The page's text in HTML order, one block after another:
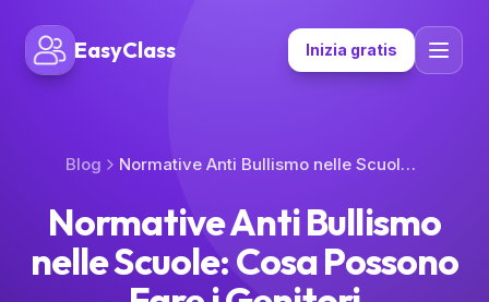
EasyClass Inizia gratis
Blog Normative Anti Bullismo nelle Scuole: Cosa Possono Fare i Genitori
Normative Anti Bullismo
nelle Scuole: Cosa Possono